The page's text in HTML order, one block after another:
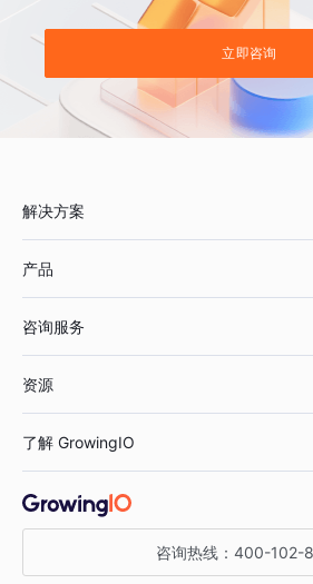
立即咨询
解决方案
鞋服行业
汽车行业
金融行业
产品
智能运营
获客分析
咨询服务
资源
增长公开课
增长博客
了解 GrowingIO
关于 GrowingIO
增长大会
咨询热线： 400-102-